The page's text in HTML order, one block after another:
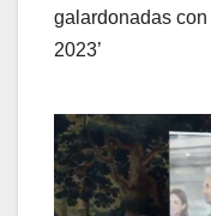
galardonadas con
2023’